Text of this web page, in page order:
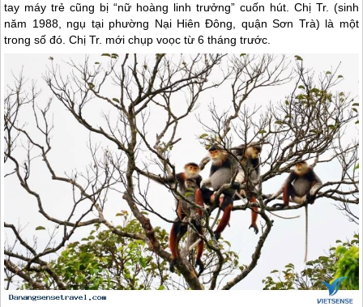
tay máy trẻ cũng bị “nữ hoàng linh trưởng” cuốn hút. Chị Tr. (sinh
năm 1988, ngụ tại phường Nại Hiên Đông, quận Sơn Trà) là một
trong số đó. Chị Tr. mới chụp voọc từ 6 tháng trước.